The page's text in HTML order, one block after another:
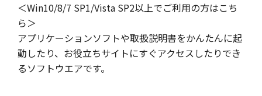
＜Win10/8/7 SP1/Vista SP2以上でご利用の方はこち
ら＞
アプリケーションソフトや取扱説明書をかんたんに起
動したり、お役立ちサイトにすぐアクセスしたりでき
るソフトウエアです。